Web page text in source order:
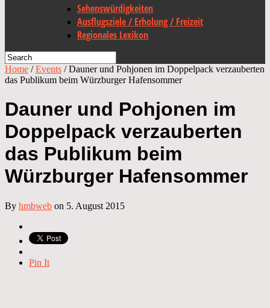
Sehenswürdigkeiten
Ausflugsziele / Erholung / Freizeit
Regionales Lexikon
Home /Events /Dauner und Pohjonen im Doppelpack verzauberten
das Publikum beim Würzburger Hafensommer
Dauner und Pohjonen im
Doppelpack verzauberten
das Publikum beim
Würzburger Hafensommer
By hmbweb on 5. August 2015
Pin It